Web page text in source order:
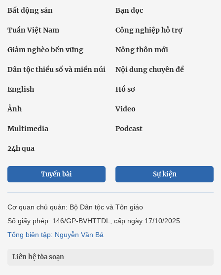
Bất động sản Bạn đọc
Tuần Việt Nam Công nghiệp hỗ trợ
Giảm nghèo bền vững Nông thôn mới
Dân tộc thiểu số và miền núi Nội dung chuyên đề
English Hồ sơ
Ảnh Video
Multimedia Podcast
24h qua
Tuyến bài Sự kiện
Cơ quan chủ quản: Bộ Dân tộc và Tôn giáo
Số giấy phép: 146/GP-BVHTTDL, cấp ngày 17/10/2025
Tổng biên tập: Nguyễn Văn Bá
Liên hệ tòa soạn